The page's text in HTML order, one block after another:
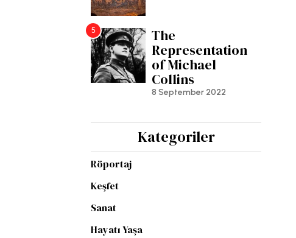
5
The
Representation
of Michael
Collins
8 September 2022
Kategoriler
Röportaj
Keşfet
Sanat
Hayatı Yaşa